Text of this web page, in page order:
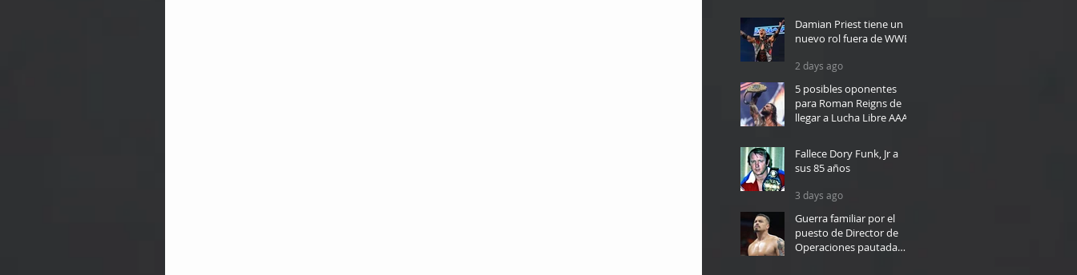
Damian Priest tiene un
nuevo rol fuera de WWE
2 days ago
5 posibles oponentes
para Roman Reigns de
llegar a Lucha Libre AAA
Fallece Dory Funk, Jr a
sus 85 años
3 days ago
Guerra familiar por el
puesto de Director de
Operaciones pautada